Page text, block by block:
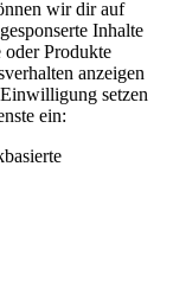
wir dir auf
Inhalte
oder Produkte
anzeigen
setzen
ein: